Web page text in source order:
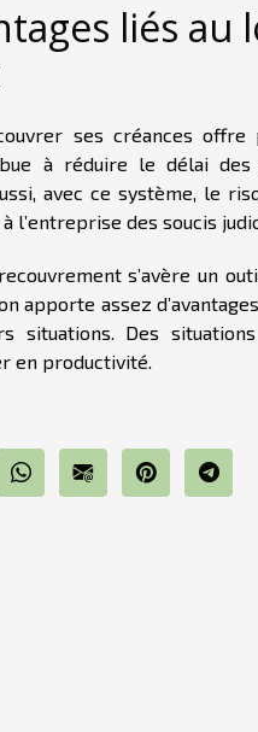
liés au
ses créances offre
à réduire le délai
avec ce système, le
l’entreprise des soucis
s’avère un
apporte assez
situations. Des
en productivité.